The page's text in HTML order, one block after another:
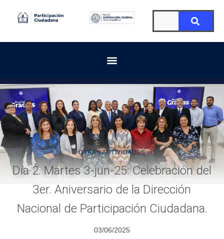
OTRAS ACTIVIDADES
Día 2. Martes 3-jun-25: Celebración del
3er. Aniversario de la Dirección
Nacional de Participación Ciudadana.
03/06/2025